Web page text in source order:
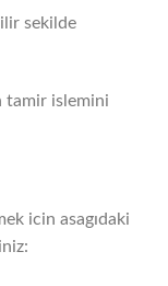
sekilde
tamir islemini
icin asagıdaki